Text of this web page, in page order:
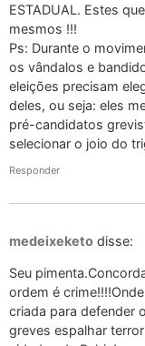
ESTADUAL. Estes
mesmos !!!
Ps: Durante o
os vândalos e
eleições precisam
deles, ou seja: eles
pré-candidatos
selecionar o joio do
Responder
medeixeketo disse:
Seu
ordem é
criada para defender
greves espalhar